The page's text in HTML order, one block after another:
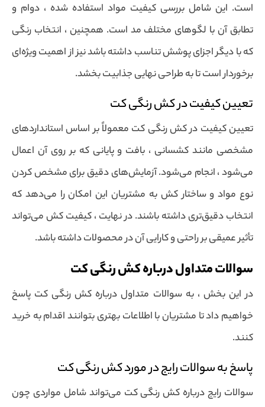
است. این شامل بررسی کیفیت مواد استفاده شده ، دوام و
تطابق آن با لگوهای مختلف مد است. همچنین ، انتخاب رنگی
که با دیگر اجزای پوشش تناسب داشته باشد نیز از اهمیت ویژه‌ای
برخوردار است تا به طراحی نهایی جذابیت بخشد.
تعیین کیفیت در کش رنگی کت
تعیین کیفیت در کش رنگی کت معمولاً بر اساس استانداردهای
مشخصی مانند کشسانی ، بافت و پایانی که بر روی آن اعمال
می‌شود ، انجام می‌شود. آزمایش‌های دقیق برای مشخص کردن
نوع مواد و ساختار کش به مشتریان این امکان را می‌دهد که
انتخاب دقیق‌تری داشته باشند. در نهایت ، کیفیت کش می‌تواند
تأثیر عمیقی بر راحتی و کارایی آن در محصولات داشته باشد.
سوالات متداول درباره کش رنگی کت
در این بخش ، به سوالات متداول درباره کش رنگی کت پاسخ
خواهیم داد تا مشتریان با اطلاعات بهتری بتوانند اقدام به خرید
کنند.
پاسخ به سوالات رایج در مورد کش رنگی کت
سوالات رایج درباره کش رنگی کت می‌تواند شامل مواردی چون